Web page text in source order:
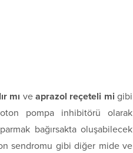
mı ve aprazol reçeteli mi gibi
pompa inhibitörü olarak
bağırsakta oluşabilecek
sendromu gibi diğer mide ve